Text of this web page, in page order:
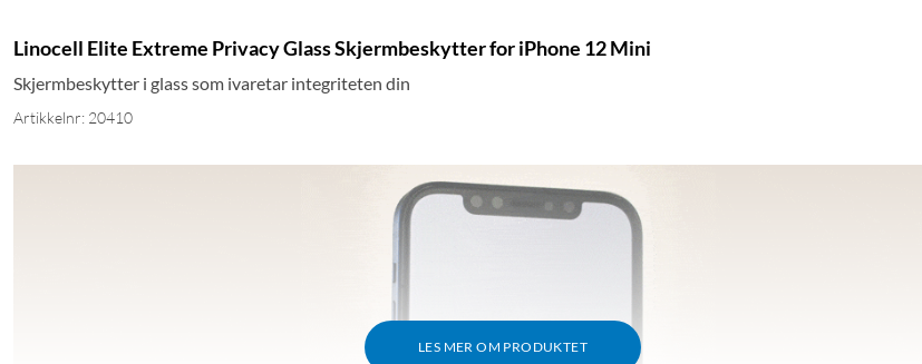
Linocell Elite Extreme Privacy Glass Skjermbeskytter for iPhone 12 Mini
Skjermbeskytter i glass som ivaretar integriteten din
Artikkelnr: 20410
LES MER OM PRODUKTET